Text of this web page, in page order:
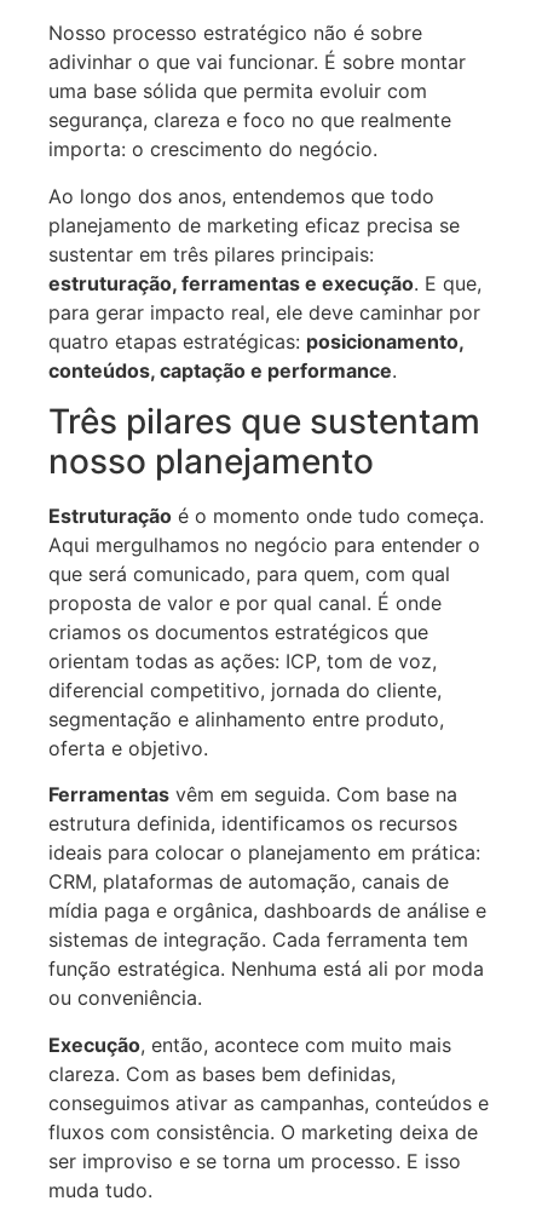
Nosso processo estratégico não é sobre
adivinhar o que vai funcionar. É sobre montar
uma base sólida que permita evoluir com
segurança, clareza e foco no que realmente
importa: o crescimento do negócio.
Ao longo dos anos, entendemos que todo
planejamento de marketing eficaz precisa se
sustentar em três pilares principais:
estruturação, ferramentas e execução. E que,
para gerar impacto real, ele deve caminhar por
quatro etapas estratégicas: posicionamento,
conteúdos, captação e performance.
Três pilares que sustentam
nosso planejamento
Estruturação é o momento onde tudo começa.
Aqui mergulhamos no negócio para entender o
que será comunicado, para quem, com qual
proposta de valor e por qual canal. É onde
criamos os documentos estratégicos que
orientam todas as ações: ICP, tom de voz,
diferencial competitivo, jornada do cliente,
segmentação e alinhamento entre produto,
oferta e objetivo.
Ferramentas vêm em seguida. Com base na
estrutura definida, identificamos os recursos
ideais para colocar o planejamento em prática:
CRM, plataformas de automação, canais de
mídia paga e orgânica, dashboards de análise e
sistemas de integração. Cada ferramenta tem
função estratégica. Nenhuma está ali por moda
ou conveniência.
Execução, então, acontece com muito mais
clareza. Com as bases bem definidas,
conseguimos ativar as campanhas, conteúdos e
fluxos com consistência. O marketing deixa de
ser improviso e se torna um processo. E isso
muda tudo.